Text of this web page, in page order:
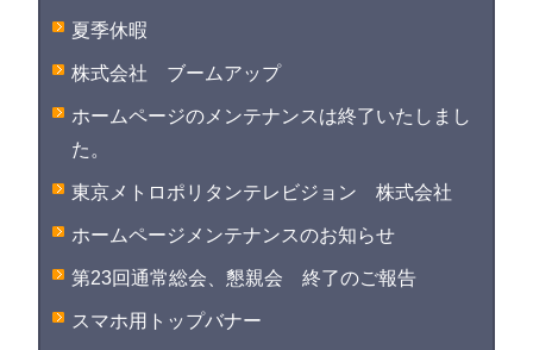
夏季休暇
株式会社 ブームアップ
ホームページのメンテナンスは終了いたしまし
た。
東京メトロポリタンテレビジョン 株式会社
ホームページメンテナンスのお知らせ
第23回通常総会、懇親会 終了のご報告
スマホ用トップバナー